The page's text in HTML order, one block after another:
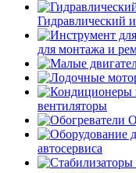
Гидравлический
для монтажа и
вентиляторы
автосервиса